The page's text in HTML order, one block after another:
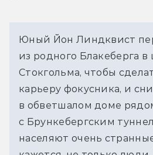
Юный Йон Линдквист
из родного Блакеберга в
Стокгольма, чтобы
карьеру фокусника, и
в обветшалом доме
с Брункебергским
населяют очень